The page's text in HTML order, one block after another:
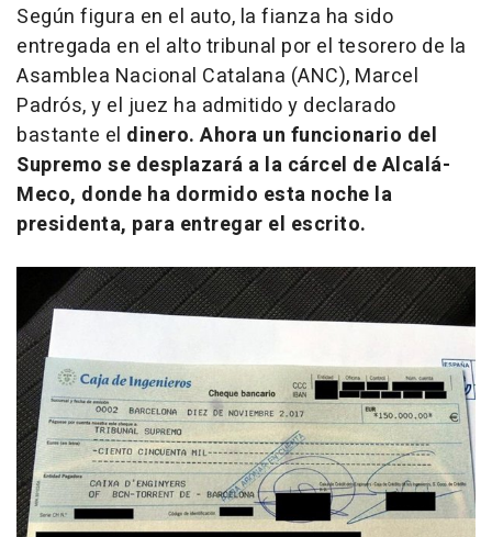
Según figura en el auto, la fianza ha sido
entregada en el alto tribunal por el tesorero de la
Asamblea Nacional Catalana (ANC), Marcel
Padrós, y el juez ha admitido y declarado
bastante el dinero. Ahora un funcionario del
Supremo se desplazará a la cárcel de Alcalá-
Meco, donde ha dormido esta noche la
presidenta, para entregar el escrito.